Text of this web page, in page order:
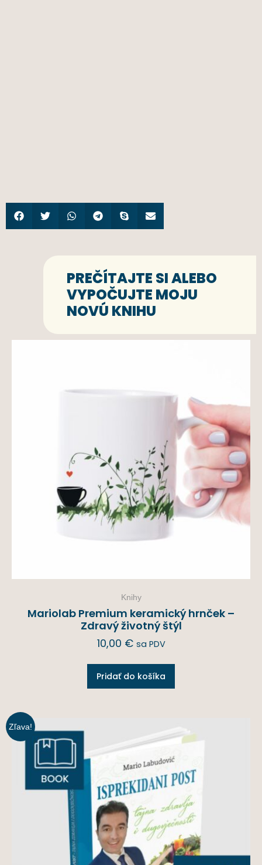
PREČÍTAJTE SI ALEBO
VYPOČUJTE MOJU
NOVÚ KNIHU
Knihy
Mariolab Premium keramický hrnček –
Zdravý životný štýl
10,00 € sa PDV
Pridať do košíka
Zľava!